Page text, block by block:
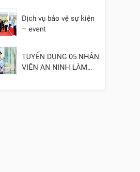
Dịch vụ bảo vệ sự kiện
– event
TUYỂN DỤNG 05 NHÂN
VIÊN AN NINH LÀM